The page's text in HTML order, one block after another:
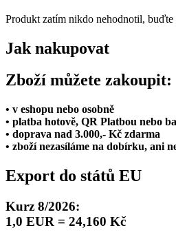
Produkt zatím nikdo nehodnotil,
Jak nakupovat
Zboží můžete zakoupit:
• v eshopu nebo osobně
• platba hotově, QR Platbou nebo
• doprava nad 3.000,- Kč zdarma
• zboží nezasíláme na dobírku, ani
Export do států EU
Kurz 8/2026:
1,0 EUR = 24,160 Kč